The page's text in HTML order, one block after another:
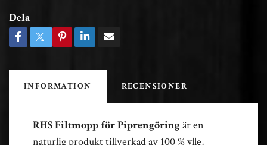
Dela
INFORMATION RECENSIONER
RHS Filtmopp för Piprengöring är en
naturlig produkt tillverkad av 100 % ylle,